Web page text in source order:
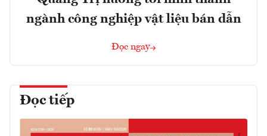
ngành công nghiệp vật liệu bán dẫn
Đọc ngay
Đọc tiếp